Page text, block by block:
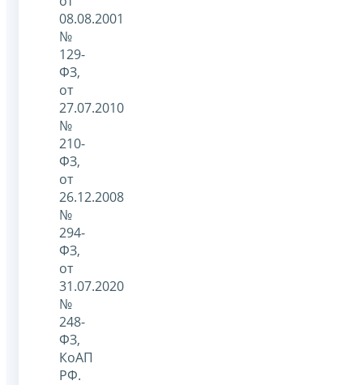
08.08.2001
№
129-
ФЗ,
от
27.07.2010
№
210-
ФЗ,
от
26.12.2008
№
294-
ФЗ,
от
31.07.2020
№
248-
ФЗ,
КоАП
РФ.